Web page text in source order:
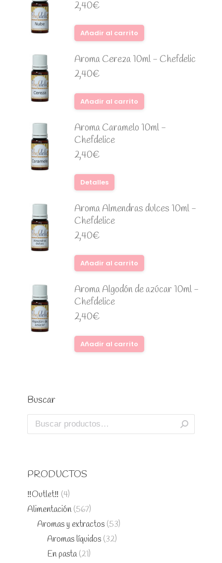
2,40€
Añadir al carrito
Aroma Cereza 10ml - Chefdelic
2,40€
Añadir al carrito
Aroma Caramelo 10ml -
Chefdelice
2,40€
Detalles
Aroma Almendras dulces 10ml -
Chefdelice
2,40€
Añadir al carrito
Aroma Algodón de azúcar 10ml -
Chefdelice
2,40€
Añadir al carrito
Buscar
PRODUCTOS
‼️Outlet‼️ (4)
Alimentación (567)
Aromas y extractos (53)
Aromas líquidos (32)
En pasta (21)